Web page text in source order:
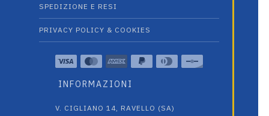
SPEDIZIONE E RESI
PRIVACY POLICY & COOKIES
INFORMAZIONI
V. CIGLIANO 14, RAVELLO (SA)